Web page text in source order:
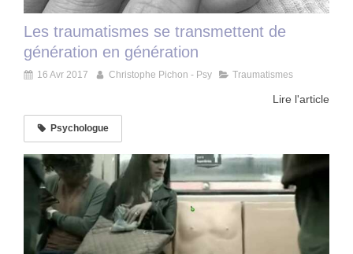
Les traumatismes se transmettent de
génération en génération
16 Avr 2017 Christophe Pichon - Psy Traumatismes
Lire l'article
Psychologue